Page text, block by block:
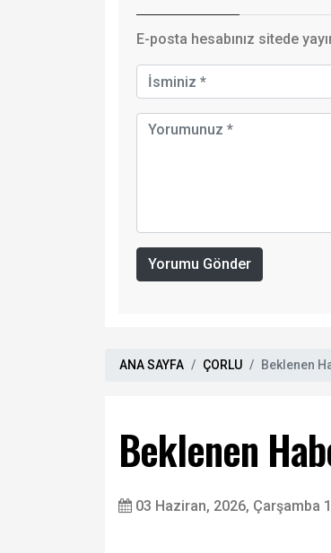
E-posta hesabınız sitede
Yorumu Gönder
ANA SAYFA ÇORLU Beklenen
Beklenen
03 Haziran, 2026, Çarşamba